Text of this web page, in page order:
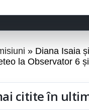
Diana Isaia
la Observator 6
citite în